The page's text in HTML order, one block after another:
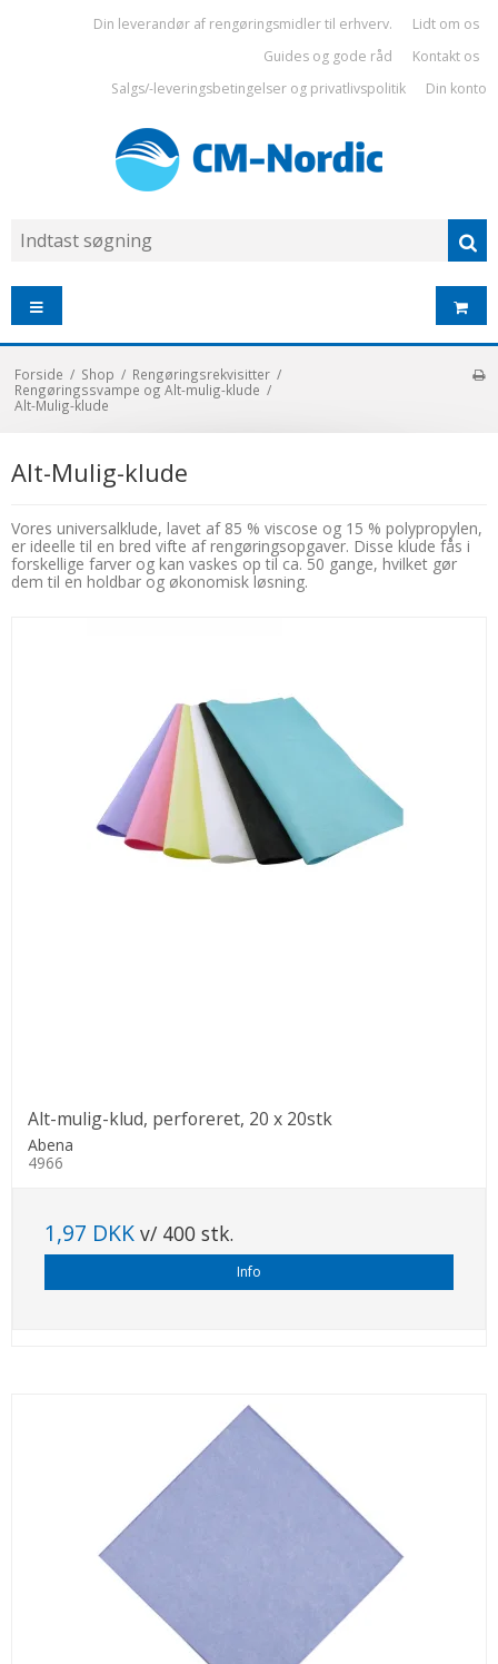
Din leverandør af rengøringsmidler til erhverv.
Lidt om os
Guides og gode råd
Kontakt os
Salgs/-leveringsbetingelser og privatlivspolitik
Din konto
Forside / Shop / Rengøringsrekvisitter /
Rengøringssvampe og Alt-mulig-klude /
Alt-Mulig-klude
Alt-Mulig-klude
Vores universalklude, lavet af 85 % viscose og 15 % polypropylen,
er ideelle til en bred vifte af rengøringsopgaver. Disse klude fås i
forskellige farver og kan vaskes op til ca. 50 gange, hvilket gør
dem til en holdbar og økonomisk løsning.
Alt-mulig-klud, perforeret, 20 x 20stk
Abena
4966
1,97 DKK v/ 400 stk.
Info